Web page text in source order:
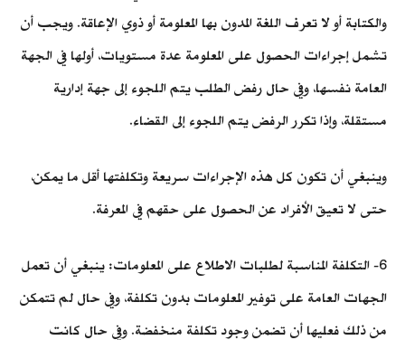
والكتابة أو لا تعرف اللغة المدون بها المعلومة أو ذوي الإعاقة. ويجب أن
تشمل إجراءات الحصول على المعلومة عدة مستويات، أولها في الجهة
العامة نفسها، وفي حال رفض الطلب يتم اللجوء إلى جهة إدارية
مستقلة، وإذا تكرر الرفض يتم اللجوء إلى القضاء.
وينبغي أن تكون كل هذه الإجراءات سريعة وتكلفتها أقل ما يمكن،
حتى لا تعيق الأفراد عن الحصول على حقهم في المعرفة.
6- التكلفة المناسبة لطلبات الاطلاع على المعلومات: ينبغي أن تعمل
الجهات العامة على توفير المعلومات بدون تكلفة، وفي حال لم تتمكن
من ذلك فعليها أن تضمن وجود تكلفة منخفضة. وفي حال كانت